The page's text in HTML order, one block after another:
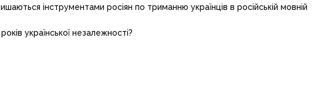
інструментами росіян по триманню українців в російській мовній
української незалежності?